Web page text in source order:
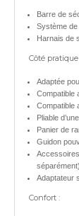
Barre de
Système
Harnais de
Côté pratique
Adaptée
Compatible
Compatible
Pliable
Panier de
Guidon
séparément)
Adaptateur
Confort :